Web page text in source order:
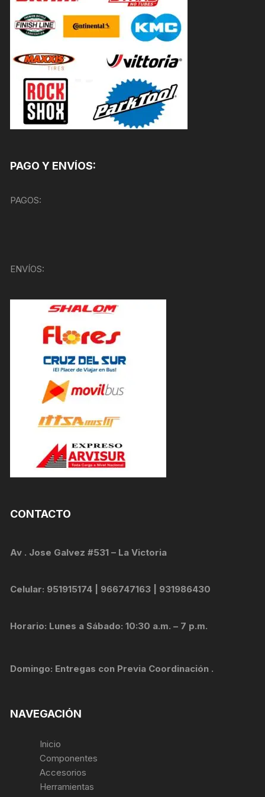
PAGO Y ENVÍOS:
PAGOS:
ENVÍOS:
CONTACTO
Av . Jose Galvez #531 – La Victoria
Celular: 951915174 | 966747163 | 931986430
Horario: Lunes a Sábado: 10:30 a.m. – 7 p.m.
Domingo: Entregas con Previa Coordinación .
NAVEGACIÓN
Inicio
Componentes
Accesorios
Herramientas